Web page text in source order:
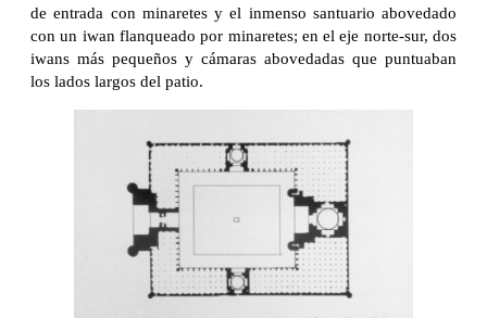
de entrada con minaretes y el inmenso santuario abovedado
con un iwan flanqueado por minaretes; en el eje norte-sur, dos
iwans más pequeños y cámaras abovedadas que puntuaban
los lados largos del patio.